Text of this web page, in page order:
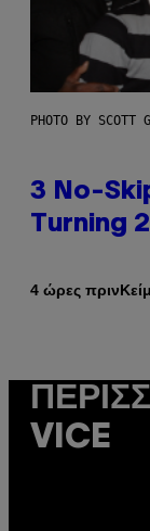
PHOTO BY SCOTT
3 No-
Turning
4 ώρες πριν
VICE